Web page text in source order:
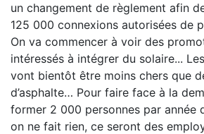
un changement de règlement afin
125 000 connexions autorisées de
On va commencer à voir des
intéressés à intégrer du solaire...
vont bientôt être moins chers que
d’asphalte… Pour faire face à la
former 2 000 personnes par année
on ne fait rien, ce seront des